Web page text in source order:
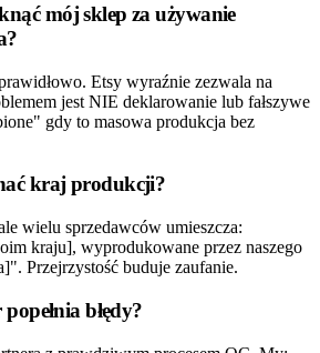
mój sklep za używanie
Etsy wyraźnie zezwala na
jest NIE deklarowanie lub fałszywe
gdy to masowa produkcja bez
kraj produkcji?
wielu sprzedawców umieszcza:
kraju], wyprodukowane przez naszego
Przejrzystość buduje zaufanie.
błędy?